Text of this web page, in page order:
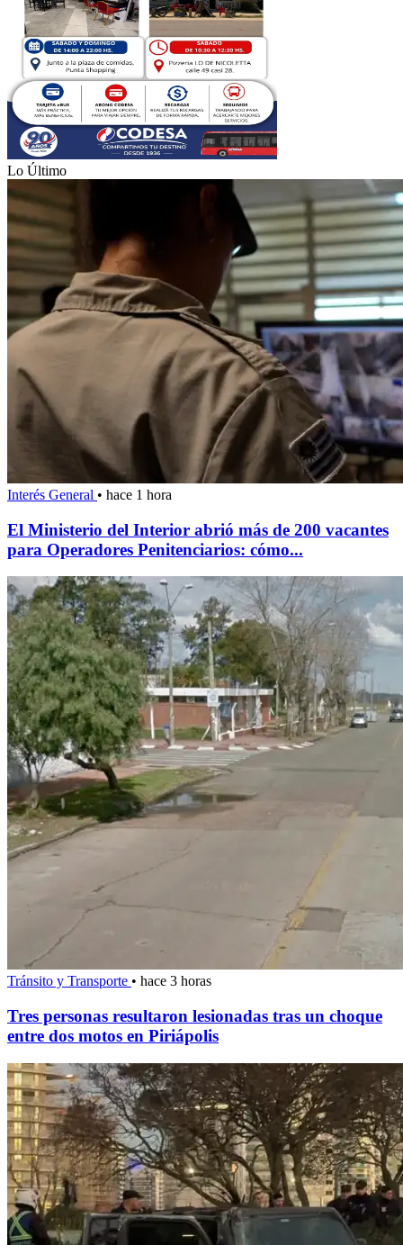
Lo Último
Interés General • hace 1 hora
El Ministerio del Interior abrió más de 200 vacantes
para Operadores Penitenciarios: cómo...
Tránsito y Transporte • hace 3 horas
Tres personas resultaron lesionadas tras un choque
entre dos motos en Piriápolis